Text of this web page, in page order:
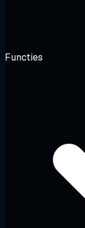
Functies